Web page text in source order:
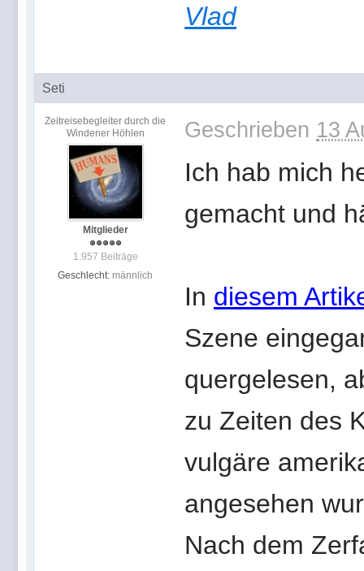
Vlad
Seti
Zeitreisebegleiter durch die
Windener Höhlen
Mitglieder
1.957 Beiträge
Geschlecht: männlich
Geschrieben 13
Ich hab mich
gemacht und
In diesem
Szene
quergelesen,
zu Zeiten des
vulgäre
angesehen
Nach dem